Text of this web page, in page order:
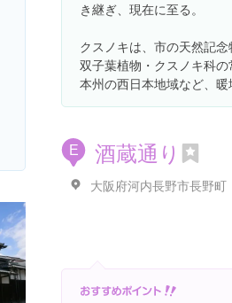
き継ぎ、現在に至る。
クスノキは、市の天然記念
双子葉植物・クスノキ科の
本州の西日本地域など、暖
E 酒蔵通り
大阪府河内長野市長野町